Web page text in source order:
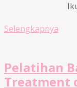
Selengkapnya
Pelatihan
Treatment